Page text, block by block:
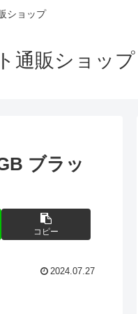
ショップ
通販ショップ
ブラッ
コピー
2024.07.27